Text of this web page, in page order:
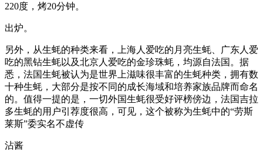
220度，烤20分钟。
出炉。
另外，从生蚝的种类来看，上海人爱吃的月亮生蚝、广东人爱
吃的黑钻生蚝以及北京人爱吃的金珍珠蚝，均源自法国。据
悉，法国生蚝被认为是世界上滋味很丰富的生蚝种类，拥有数
十种生蚝，大部分是按不同的成长海域和培养家族品牌而命名
的。值得一提的是，一切外国生蚝很受好评榜傍边，法国吉拉
多生蚝的用户引荐度很高，可见，这个被称为生蚝中的“劳斯
莱斯”委实名不虚传
沾酱